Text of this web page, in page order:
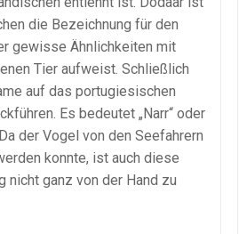
die Bezeichnung für den
gewisse Ähnlichkeiten mit
Tier aufweist. Schließlich
auf das portugiesischen
Es bedeutet „Narr“ oder
der Vogel von den Seefahrern
konnte, ist auch diese
nicht ganz von der Hand zu